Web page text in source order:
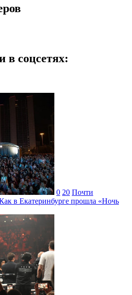
в соцсетях:
0 20 Почти
в Екатеринбурге прошла «Ночь